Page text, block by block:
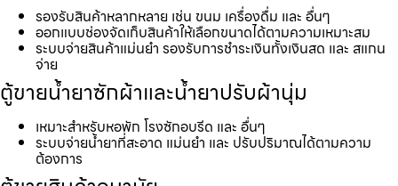
รองรับสินค้าหลากหลาย เช่น ขนม เครื่องดื่ม และ อื่นๆ
ออกแบบช่องจัดเก็บสินค้าให้เลือกขนาดได้ตามความเหมาะสม
ระบบจ่ายสินค้าแม่นยำ รองรับการชำระเงินทั้งเงินสด และ สแกน
จ่าย
ตู้ขายน้ำยาซักผ้าและน้ำยาปรับผ้านุ่ม
เหมาะสำหรับหอพัก โรงซักอบรีด และ อื่นๆ
ระบบจ่ายน้ำยาที่สะอาด แม่นยำ และ ปรับปริมาณได้ตามความ
ต้องการ